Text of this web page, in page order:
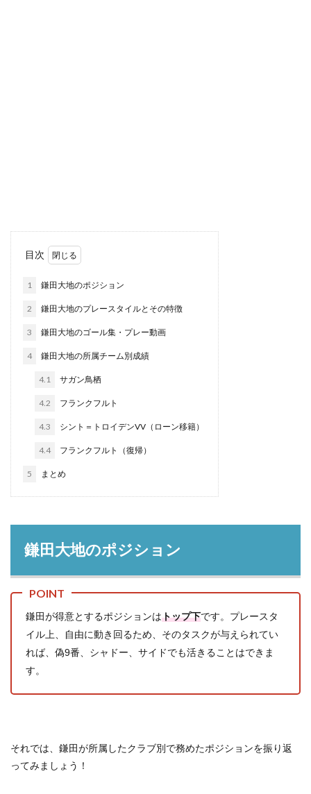
目次
1 鎌田大地のポジション
2 鎌田大地のプレースタイルとその特徴
3 鎌田大地のゴール集・プレー動画
4 鎌田大地の所属チーム別成績
4.1 サガン鳥栖
4.2 フランクフルト
4.3 シント＝トロイデンVV（ローン移籍）
4.4 フランクフルト（復帰）
5 まとめ
鎌田大地のポジション
鎌田が得意とするポジションはトップ下です。プレースタ
イル上、自由に動き回るため、そのタスクが与えられてい
れば、偽9番、シャドー、サイドでも活きることはできま
す。
それでは、鎌田が所属したクラブ別で務めたポジションを振り返
ってみましょう！